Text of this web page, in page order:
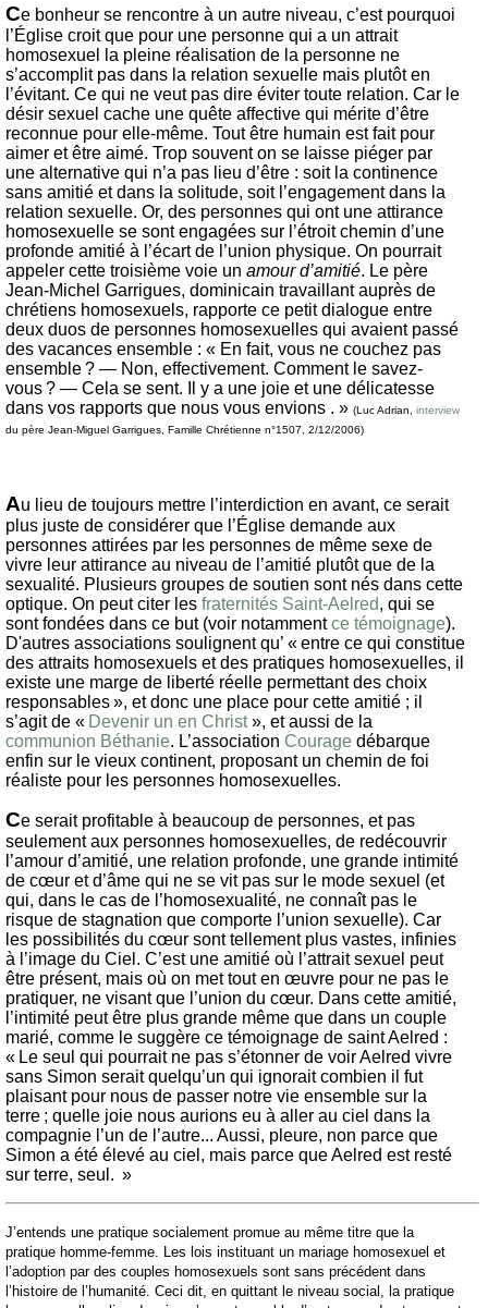
Ce bonheur se rencontre à un autre niveau, c’est pourquoi
l’Église croit que pour une personne qui a un attrait
homosexuel la pleine réalisation de la personne ne
s’accomplit pas dans la relation sexuelle mais plutôt en
l’évitant. Ce qui ne veut pas dire éviter toute relation. Car le
désir sexuel cache une quête affective qui mérite d’être
reconnue pour elle-même. Tout être humain est fait pour
aimer et être aimé. Trop souvent on se laisse piéger par
une alternative qui n’a pas lieu d’être : soit la continence
sans amitié et dans la solitude, soit l’engagement dans la
relation sexuelle. Or, des personnes qui ont une attirance
homosexuelle se sont engagées sur l’étroit chemin d’une
profonde amitié à l’écart de l’union physique. On pourrait
appeler cette troisième voie un amour d’amitié. Le père
Jean-Michel Garrigues, dominicain travaillant auprès de
chrétiens homosexuels, rapporte ce petit dialogue entre
deux duos de personnes homosexuelles qui avaient passé
des vacances ensemble : « En fait, vous ne couchez pas
ensemble ? — Non, effectivement. Comment le savez-
vous ? — Cela se sent. Il y a une joie et une délicatesse
dans vos rapports que nous vous envions . » (Luc Adrian, interview
du père Jean-Miguel Garrigues, Famille Chrétienne n°1507, 2/12/2006)
Au lieu de toujours mettre l’interdiction en avant, ce serait
plus juste de considérer que l’Église demande aux
personnes attirées par les personnes de même sexe de
vivre leur attirance au niveau de l’amitié plutôt que de la
sexualité. Plusieurs groupes de soutien sont nés dans cette
optique. On peut citer les fraternités Saint-Aelred, qui se
sont fondées dans ce but (voir notammentce témoignage).
D'autres associations soulignent qu’ « entre ce qui constitue
des attraits homosexuels et des pratiques homosexuelles, il
existe une marge de liberté réelle permettant des choix
responsables », et donc une place pour cette amitié ; il
s’agit de « Devenir un en Christ», et aussi de la
communion Béthanie. L’association Courage débarque
enfin sur le vieux continent, proposant un chemin de foi
réaliste pour les personnes homosexuelles.
Ce serait profitable à beaucoup de personnes, et pas
seulement aux personnes homosexuelles, de redécouvrir
l’amour d’amitié, une relation profonde, une grande intimité
de cœur et d’âme qui ne se vit pas sur le mode sexuel (et
qui, dans le cas de l’homosexualité, ne connaît pas le
risque de stagnation que comporte l’union sexuelle). Car
les possibilités du cœur sont tellement plus vastes, infinies
à l’image du Ciel. C’est une amitié où l’attrait sexuel peut
être présent, mais où on met tout en œuvre pour ne pas le
pratiquer, ne visant que l’union du cœur. Dans cette amitié,
l’intimité peut être plus grande même que dans un couple
marié, comme le suggère ce témoignage de saint Aelred :
« Le seul qui pourrait ne pas s’étonner de voir Aelred vivre
sans Simon serait quelqu’un qui ignorait combien il fut
plaisant pour nous de passer notre vie ensemble sur la
terre ; quelle joie nous aurions eu à aller au ciel dans la
compagnie l’un de l’autre... Aussi, pleure, non parce que
Simon a été élevé au ciel, mais parce que Aelred est resté
sur terre, seul. »
J’entends une pratique socialement promue au même titre que la
pratique homme-femme. Les lois instituant un mariage homosexuel et
l’adoption par des couples homosexuels sont sans précédent dans
l’histoire de l’humanité. Ceci dit, en quittant le niveau social, la pratique